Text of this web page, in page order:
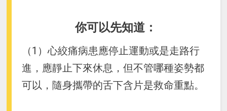
你可以先知道：
（1）心絞痛病患應停止運動或是走路行
進，應靜止下來休息，但不管哪種姿勢都
可以，隨身攜帶的舌下含片是救命重點。